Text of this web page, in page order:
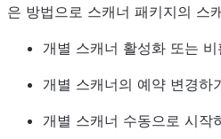
은 방법으로 스캐너 패키지의 스
개별 스캐너 활성화 또는 비
개별 스캐너의 예약 변경하
개별 스캐너 수동으로 시작